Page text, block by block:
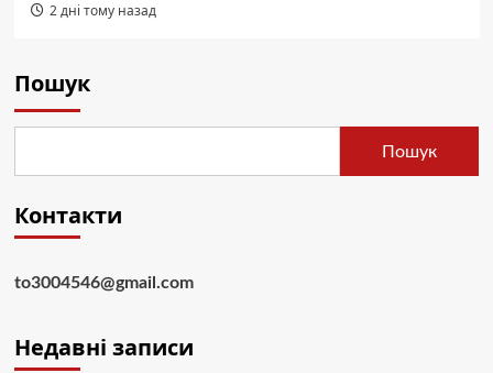
2 дні тому назад
Пошук
Пошук
Контакти
to3004546@gmail.com
Недавні записи